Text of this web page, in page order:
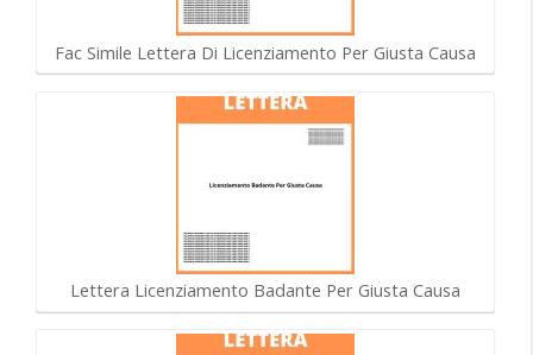
Fac Simile Lettera Di Licenziamento Per Giusta Causa
Lettera Licenziamento Badante Per Giusta Causa